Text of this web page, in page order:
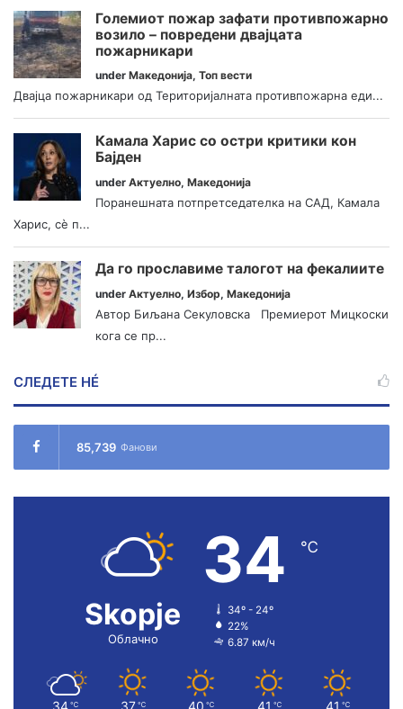
Големиот пожар зафати противпожарно
возило – повредени двајцата
пожарникари
under Македонија, Топ вести
Двајца пожарникари од Територијалната противпожарна еди...
Камала Харис со остри критики кон
Бајден
under Актуелно, Македонија
Поранешната потпретседателка на САД, Камала
Харис, сè п...
Да го прославиме талогот на фекалиите
under Актуелно, Избор, Македонија
Автор Биљана Секуловска Премиерот Мицкоски
кога се пр...
СЛЕДЕТЕ НÉ
85,739 Фанови
Skopje
Облачно
34 ℃
34º - 24º
22%
6.87 км/ч
℃ ℃ ℃ ℃ ℃